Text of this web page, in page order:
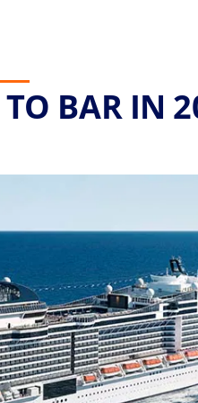
BAR IN